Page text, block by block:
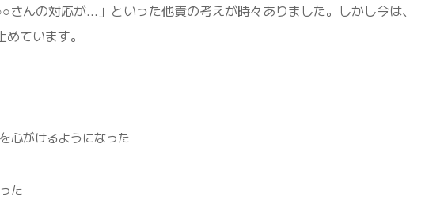
んの対応が…」といった他責の考えが時々ありました。しかし今は、
ています。
心がけるようになった
た